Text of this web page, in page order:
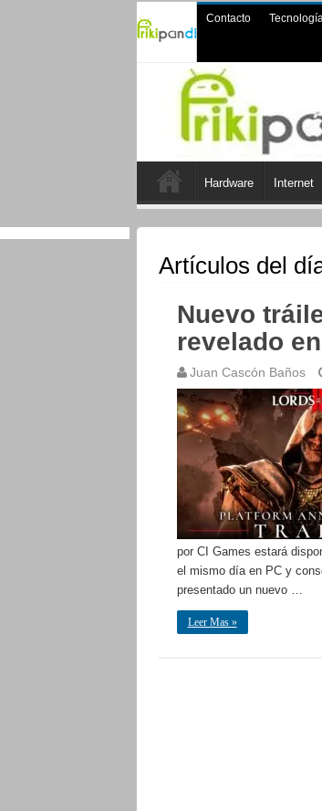
Contacto
Hardware Internet
Artículos del
Nuevo
revelado
Juan Cascón Baños
por CI Games estará
el mismo día en PC y
presentado un nuevo …
Leer Mas »